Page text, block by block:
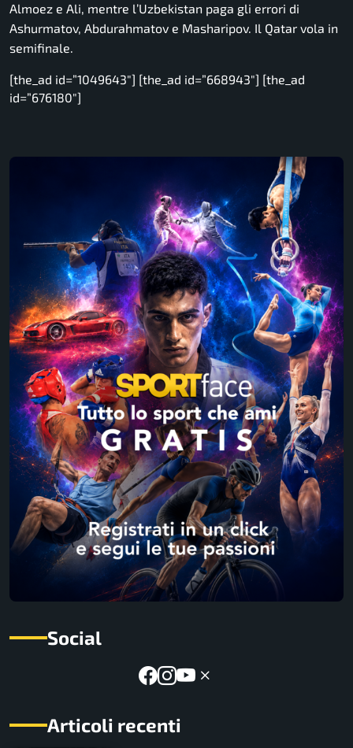
Almoez e Ali, mentre l’Uzbekistan paga gli errori di
Ashurmatov, Abdurahmatov e Masharipov. Il Qatar vola in
semifinale.
[the_ad id=”1049643″] [the_ad id=”668943″] [the_ad
id=”676180″]
Social
Articoli recenti